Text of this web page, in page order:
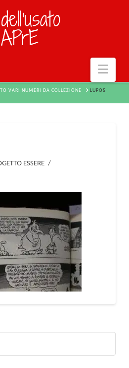
VARI NUMERI DA COLLEZIONE LUPO5
ESSERE